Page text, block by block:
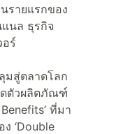
รายแรกของ
แนล ธุรกิจ
ร์
สู่ตลาดโลก
ตัวผลิตภัณฑ์
ที่มา
‘Double